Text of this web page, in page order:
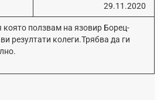
29.11.2020
ползвам на язовир Борец-
резултати колеги.Трябва да ги